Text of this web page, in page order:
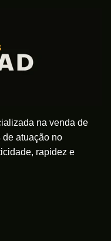
na venda de
de atuação no
rapidez e